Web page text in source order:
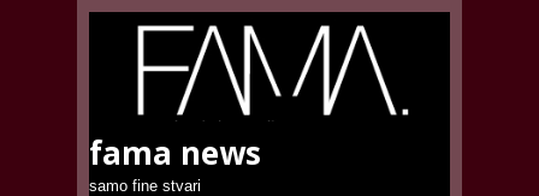
fama news
samo fine stvari